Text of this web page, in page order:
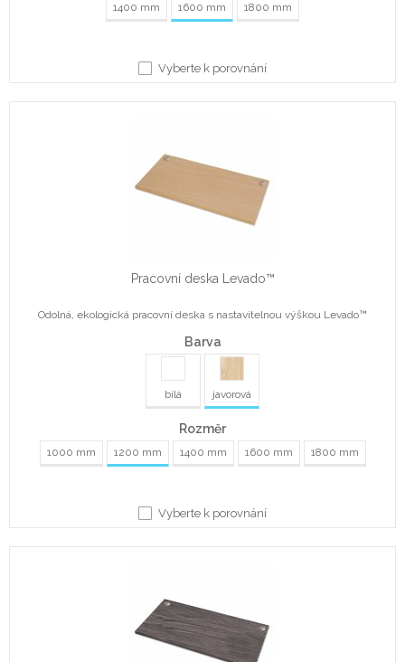
1400 mm 1600 mm 1800 mm
Vyberte k porovnání
Pracovní deska Levado™
Odolná, ekologická pracovní deska s nastavitelnou výškou Levado™
Barva
bílá javorová
Rozměr
1000 mm 1200 mm 1400 mm 1600 mm 1800 mm
Vyberte k porovnání